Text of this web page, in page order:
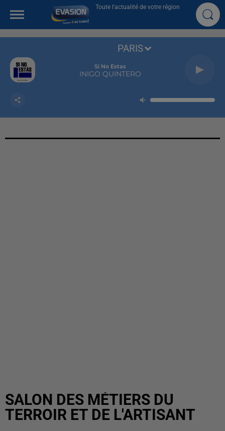
Toute l'actualité de votre région
Si No Estas
INIGO QUINTERO
PARIS
SALON DES MÉTIERS DU
TERROIR ET DE L'ARTISANT